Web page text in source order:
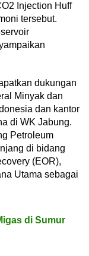
Injection Huff
tersebut.
dukungan
Minyak dan
dan kantor
di WK Jabung.
Petroleum
di bidang
(EOR),
Utama sebagai
di Sumur